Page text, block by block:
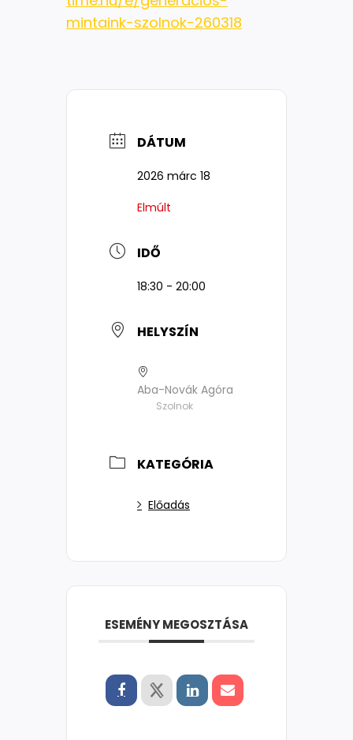
mintaink-szolnok-260318
DÁTUM
2026 márc 18
Elmúlt
IDŐ
18:30 - 20:00
HELYSZÍN
Aba-Novák Agóra
Szolnok
KATEGÓRIA
Előadás
ESEMÉNY MEGOSZTÁSA